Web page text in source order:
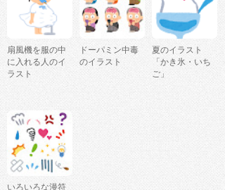
扇風機を服の中
に入れる人のイ
ラスト
ドーパミン中毒
のイラスト
夏のイラスト
「かき氷・いち
ご」
いろいろな漫符